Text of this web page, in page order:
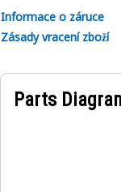
Informace o záruce
Zásady vracení zboží
Parts